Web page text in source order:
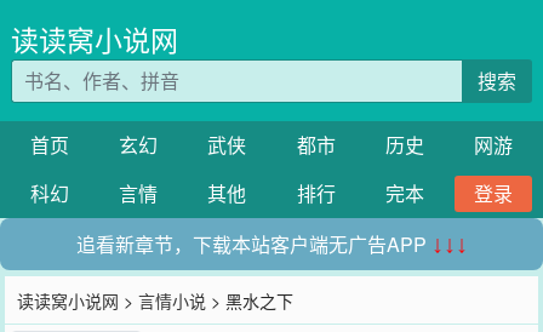
读读窝小说网
搜索
首页 玄幻 武侠 都市 历史
网游
科幻
言情 其他 排行 完本
登录
追看新章节，下载本站客户端无广告APP ↓↓↓
读读窝小说网 >言情小说 > 黑水之下